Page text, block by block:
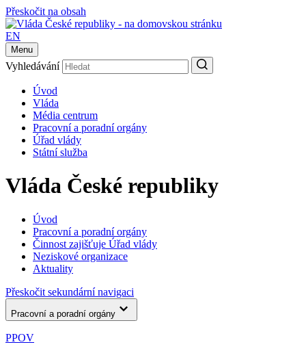
Přeskočit na obsah
EN
Menu
Vyhledávání
Úvod
Vláda
Média centrum
Pracovní a poradní orgány
Úřad vlády
Státní služba
Vláda České republiky
Úvod
Pracovní a poradní orgány
Činnost zajišťuje Úřad vlády
Neziskové organizace
Aktuality
Přeskočit sekundární navigaci
Pracovní a poradní orgány
PPOV